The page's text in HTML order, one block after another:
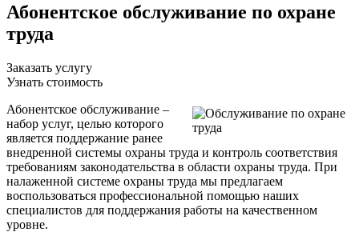
Абонентское обслуживание по охране
труда
Заказать услугу
Узнать стоимость
Абонентское обслуживание –
набор услуг, целью которого
является поддержание ранее
внедренной системы охраны труда и контроль соответствия
требованиям законодательства в области охраны труда. При
налаженной системе охраны труда мы предлагаем
воспользоваться профессиональной помощью наших
специалистов для поддержания работы на качественном
уровне.